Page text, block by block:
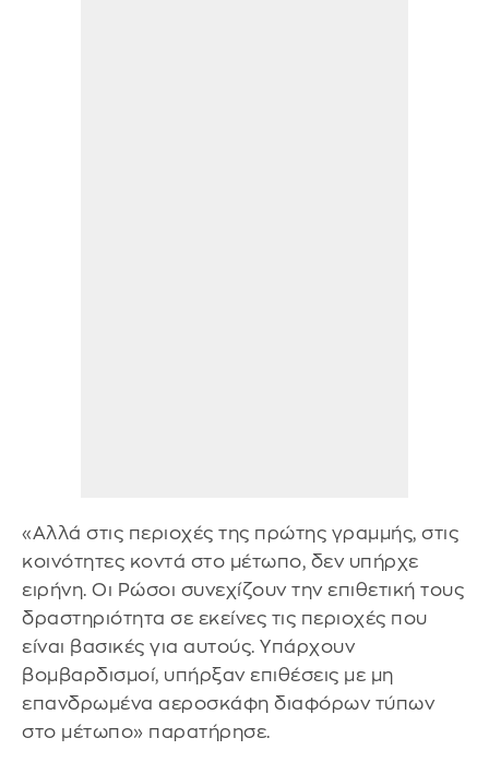
«Αλλά στις περιοχές της πρώτης γραμμής, στις
κοινότητες κοντά στο μέτωπο, δεν υπήρχε
ειρήνη. Οι Ρώσοι συνεχίζουν την επιθετική τους
δραστηριότητα σε εκείνες τις περιοχές που
είναι βασικές για αυτούς. Υπάρχουν
βομβαρδισμοί, υπήρξαν επιθέσεις με μη
επανδρωμένα αεροσκάφη διαφόρων τύπων
στο μέτωπο» παρατήρησε.